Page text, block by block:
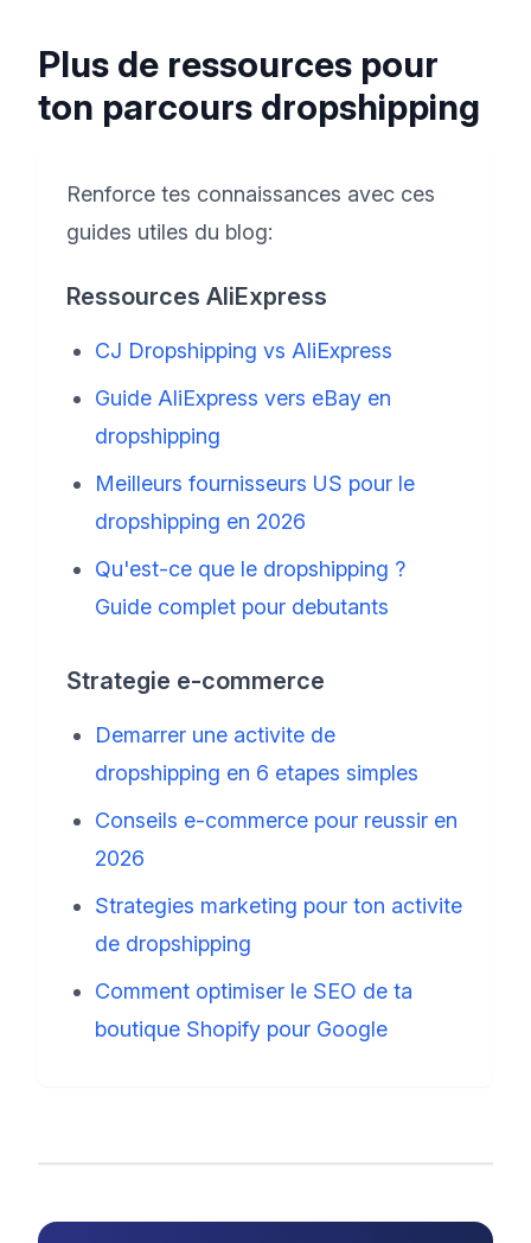
Plus de ressources pour
ton parcours dropshipping
Renforce tes connaissances avec ces
guides utiles du blog:
Ressources AliExpress
CJ Dropshipping vs AliExpress
Guide AliExpress vers eBay en
dropshipping
Meilleurs fournisseurs US pour le
dropshipping en 2026
Qu'est-ce que le dropshipping ?
Guide complet pour debutants
Strategie e-commerce
Demarrer une activite de
dropshipping en 6 etapes simples
Conseils e-commerce pour reussir en
2026
Strategies marketing pour ton activite
de dropshipping
Comment optimiser le SEO de ta
boutique Shopify pour Google